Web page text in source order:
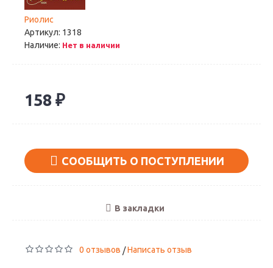
Риолис
Артикул: 1318
Наличие: Нет в наличии
158 ₽
СООБЩИТЬ О ПОСТУПЛЕНИИ
В закладки
0 отзывов /Написать отзыв